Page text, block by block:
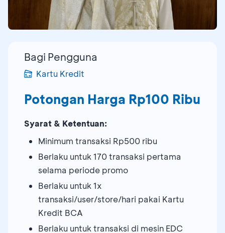
Bagi Pengguna
Kartu Kredit
Potongan Harga Rp100 Ribu
Syarat & Ketentuan:
Minimum transaksi Rp500 ribu
Berlaku untuk 170 transaksi pertama
selama periode promo
Berlaku untuk 1x
transaksi/user/store/hari pakai Kartu
Kredit BCA
Berlaku untuk transaksi di mesin EDC